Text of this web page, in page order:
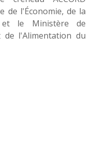
de l'Économie, de la
et le Ministère de
de l'Alimentation du